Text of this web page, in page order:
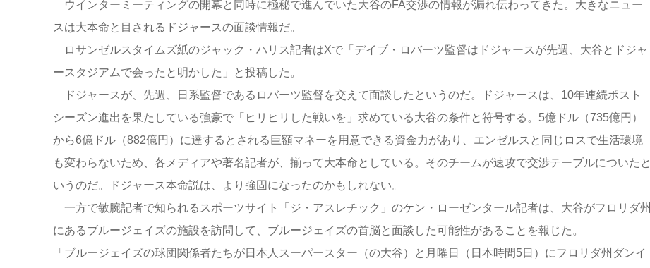
ウインターミーティングの開幕と同時に極秘で進んでいた大谷のFA交渉の情報が漏れ伝わってきた。大きなニュー
スは大本命と目されるドジャースの面談情報だ。
ロサンゼルスタイムズ紙のジャック・ハリス記者はXで「デイブ・ロバーツ監督はドジャースが先週、大谷とドジャ
ースタジアムで会ったと明かした」と投稿した。
ドジャースが、先週、日系監督であるロバーツ監督を交えて面談したというのだ。ドジャースは、10年連続ポスト
シーズン進出を果たしている強豪で「ヒリヒリした戦いを」求めている大谷の条件と符号する。5億ドル（735億円）
から6億ドル（882億円）に達するとされる巨額マネーを用意できる資金力があり、エンゼルスと同じロスで生活環境
も変わらないため、各メディアや著名記者が、揃って大本命としている。そのチームが速攻で交渉テーブルについたと
いうのだ。ドジャース本命説は、より強固になったのかもしれない。
一方で敏腕記者で知られるスポーツサイト「ジ・アスレチック」のケン・ローゼンタール記者は、大谷がフロリダ州
にあるブルージェイズの施設を訪問して、ブルージェイズの首脳と面談した可能性があることを報じた。
「ブルージェイズの球団関係者たちが日本人スーパースター（の大谷）と月曜日（日本時間5日）にフロリダ州ダンイ